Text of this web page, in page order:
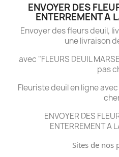
ENVOYER DES
ENTERREMENT A
Envoyer des fleurs deuil,
une livraison
avec "FLEURS DEUIL
pas
Fleuriste deuil en ligne
ENVOYER DES
ENTERREMENT A
Sites de nos